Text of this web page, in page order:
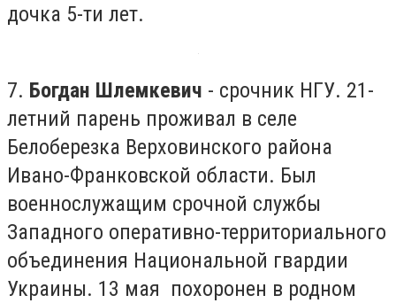
дочка 5-ти лет.
7. Богдан Шлемкевич - срочник НГУ. 21-
летний парень проживал в селе
Белоберезка Верховинского района
Ивано-Франковской области. Был
военнослужащим срочной службы
Западного оперативно-территориального
объединения Национальной гвардии
Украины. 13 мая похоронен в родном